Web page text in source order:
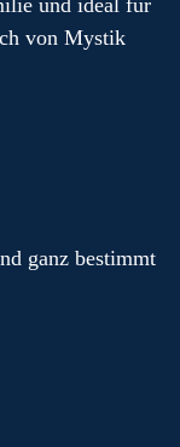
von Mystik
ganz bestimmt